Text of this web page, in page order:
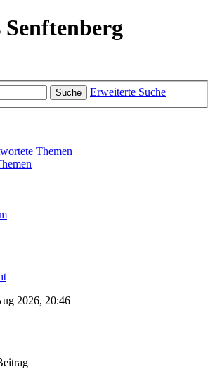
Senftenberg
Suche Erweiterte Suche
Themen
2026, 20:46